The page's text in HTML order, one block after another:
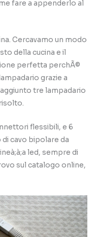
fare a appenderlo al
Cercavamo un modo
della cucina e il
perfetta perchÃ©
grazie a
tre lampadario
flessibili, e 6
cavo bipolare da
led, sempre di
sul catalogo online,